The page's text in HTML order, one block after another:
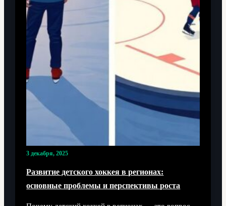
3 декабря, 2025
Развитие детского хоккея в регионах:
основные проблемы и перспективы роста